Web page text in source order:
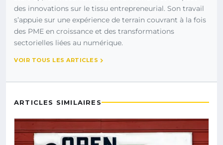
des innovations sur le tissu entrepreneurial. Son travail
s’appuie sur une expérience de terrain couvrant à la fois
des PME en croissance et des transformations
sectorielles liées au numérique.
VOIR TOUS LES ARTICLES
ARTICLES SIMILAIRES